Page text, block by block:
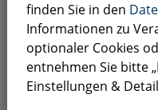
Haben Sie
Lösungen,
finden Sie in den
Informationen zu
optionaler Cookies
entnehmen Sie bitte
Einstellungen &